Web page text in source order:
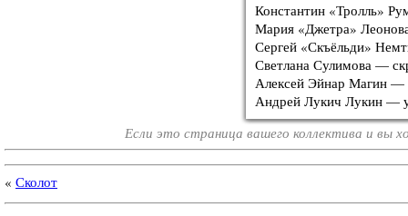
Константин «Тролль»
Мария «Джетра»
Сергей «Скъёльди»
Светлана Сулимова —
Алексей Эйнар Магин —
Андрей Лукич Лукин —
Если это страница вашего коллектива и
« Сколот